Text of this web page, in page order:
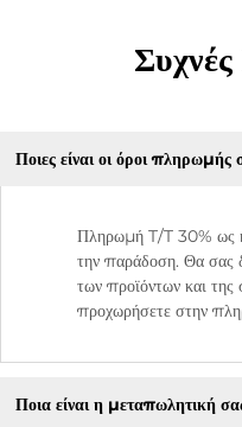
Ποιες είναι οι όροι πληρωμής
Πληρωμή T/T 30% ως
την παράδοση. Θα σας
των προϊόντων και της
προχωρήσετε στην
Ποια είναι η μεταπωλητική